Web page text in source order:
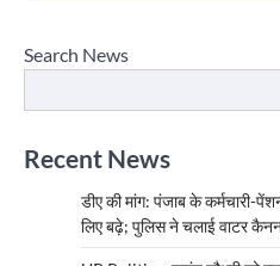
Search News
Recent News
डीए की मांग: पंजाब के कर्मचारी-
लिए बढ़े; पुलिस ने चलाई वाटर